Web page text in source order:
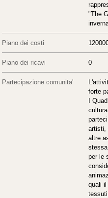
"The
Piano dei costi
Piano dei ricavi 0
Partecipazione comunita'
forte
I
artisti,
altre
per le
quali